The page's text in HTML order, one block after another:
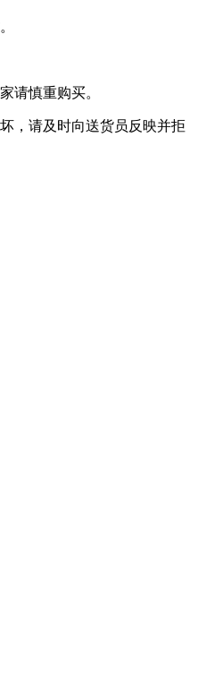
请慎重购买。
，请及时向送货员反映并拒